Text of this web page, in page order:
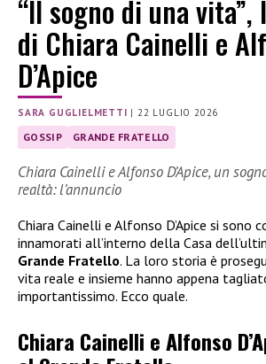
“Il sogno di una vita”,
di Chiara Cainelli e
D’Apice
SARA GUGLIELMETTI | 22 LUGLIO 2026
GOSSIP GRANDE FRATELLO
Chiara Cainelli e Alfonso D’Apice, un
realtà: l’annuncio
Chiara Cainelli e Alfonso D’Apice si sono
innamorati all’interno della Casa
Grande Fratello. La loro storia è
vita reale e insieme hanno appena
importantissimo. Ecco quale.
Chiara Cainelli e Alfonso